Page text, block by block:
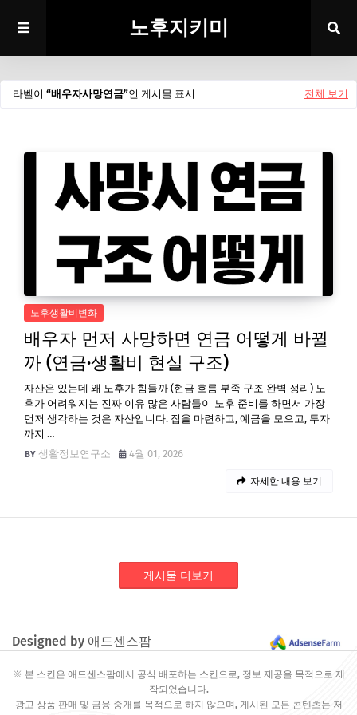
노후지키미
라벨이 배우자사망연금 인 게시물 표시 전체 보기
노후생활비변화
배우자 먼저 사망하면 연금 어떻게 바뀔
까 (연금·생활비 현실 구조)
자산은 있는데 왜 노후가 힘들까 (현금 흐름 부족 구조 완벽 정리) 노
후가 어려워지는 진짜 이유 많은 사람들이 노후 준비를 하면서 가장
먼저 생각하는 것은 자산입니다. 집을 마련하고, 예금을 모으고, 투자
까지 …
생활정보연구소
4월 01, 2026
자세한 내용 보기
게시물 더보기
Designed by 애드센스팜
※ 본 스킨은 애드센스팜에서 공식 배포하는 스킨으로, 정보 제공을 목적으로 제
작되었습니다.
광고 상품 판매 및 금융 중개를 목적으로 하지 않으며, 게시된 모든 콘텐츠는 저